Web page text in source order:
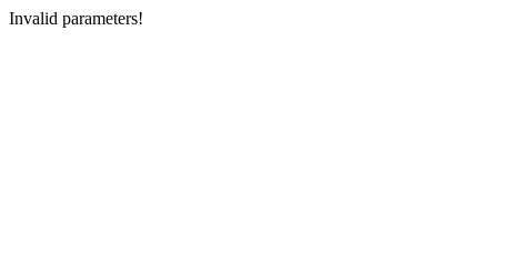
Invalid parameters!